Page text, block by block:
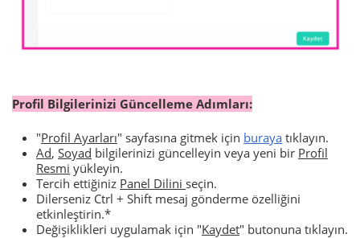
Profil Bilgilerinizi Güncelleme Adımları:
"Profil Ayarları" sayfasına gitmek için buraya tıklayın.
Ad, Soyad bilgilerinizi güncelleyin veya yeni bir Profil
Resmi yükleyin.
Tercih ettiğiniz Panel Dilini seçin.
Dilerseniz Ctrl + Shift mesaj gönderme özelliğini
etkinleştirin.*
Değişiklikleri uygulamak için "Kaydet" butonuna tıklayın.